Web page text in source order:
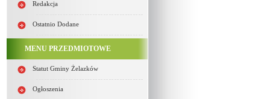
Redakcja
Ostatnio Dodane
MENU PRZEDMIOTOWE
Statut Gminy Żelazków
Ogłoszenia